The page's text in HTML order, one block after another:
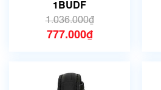
1BUDF
1.036.000₫
777.000₫